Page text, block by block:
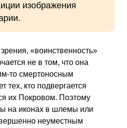
изображения
«воинственность»
не в том, что она
то смертоносным
тех, кто подвергается
их Покровом. Поэтому
на иконах в шлемы или
неуместным